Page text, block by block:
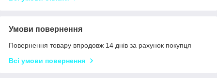
Умови повернення
Повернення товару впродовж 14 днів за рахунок покупця
Всі умови повернення